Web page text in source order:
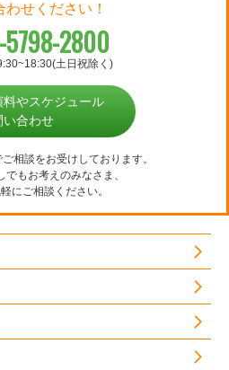
わせください！
2800
土日祝除く)
料やスケジュール
い合わせ
相談をお受けしております。
でもお考えのみなさま、
にご相談ください。